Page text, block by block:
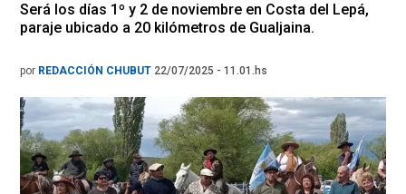
Será los días 1º y 2 de noviembre en Costa del Lepá,
paraje ubicado a 20 kilómetros de Gualjaina.
por REDACCIÓN CHUBUT 22/07/2025 - 11.01.hs